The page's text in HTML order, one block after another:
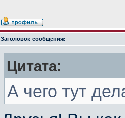
Заголовок сообщения:
Цитата:
А чего тут